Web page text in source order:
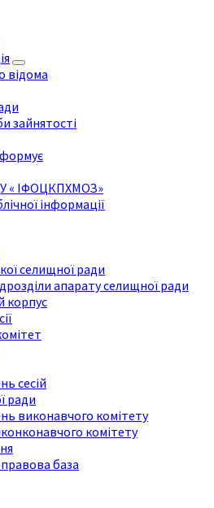
відома
зайнятості
« ІФОЦКПХМОЗ»
інформації
селищної ради
апарату селищної ради
корпус
сесій
ради
виконавчого комітету
комітету
база